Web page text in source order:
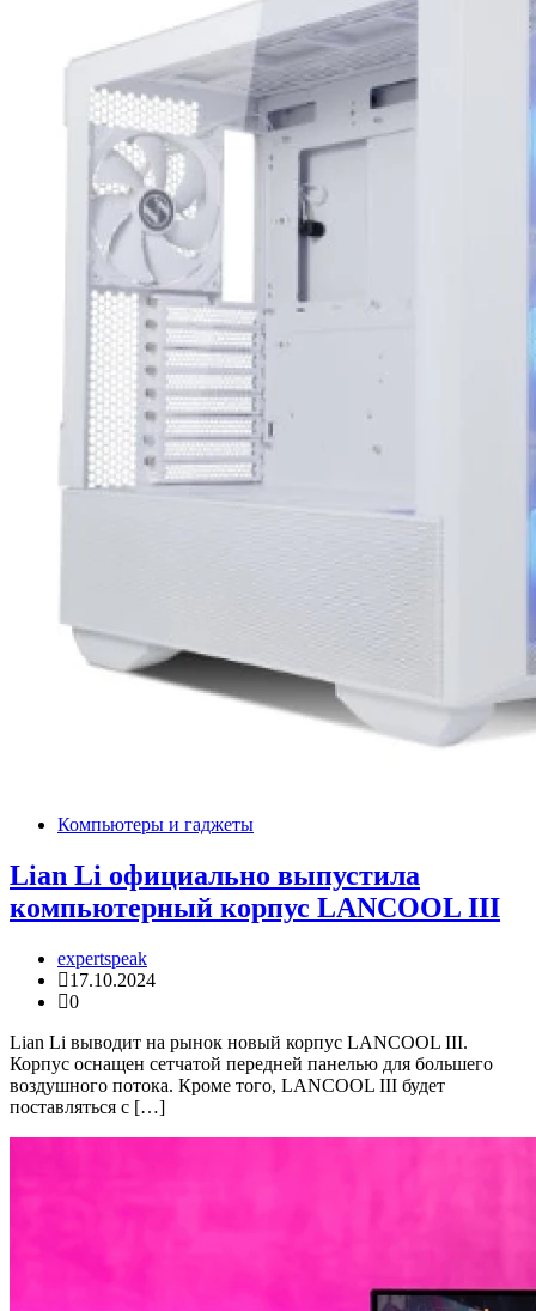
Компьютеры и гаджеты
Lian Li официально выпустила
компьютерный корпус LANCOOL III
expertspeak
17.10.2024
0
Lian Li выводит на рынок новый корпус LANCOOL III.
Корпус оснащен сетчатой передней панелью для большего
воздушного потока. Кроме того, LANCOOL III будет
поставляться с […]